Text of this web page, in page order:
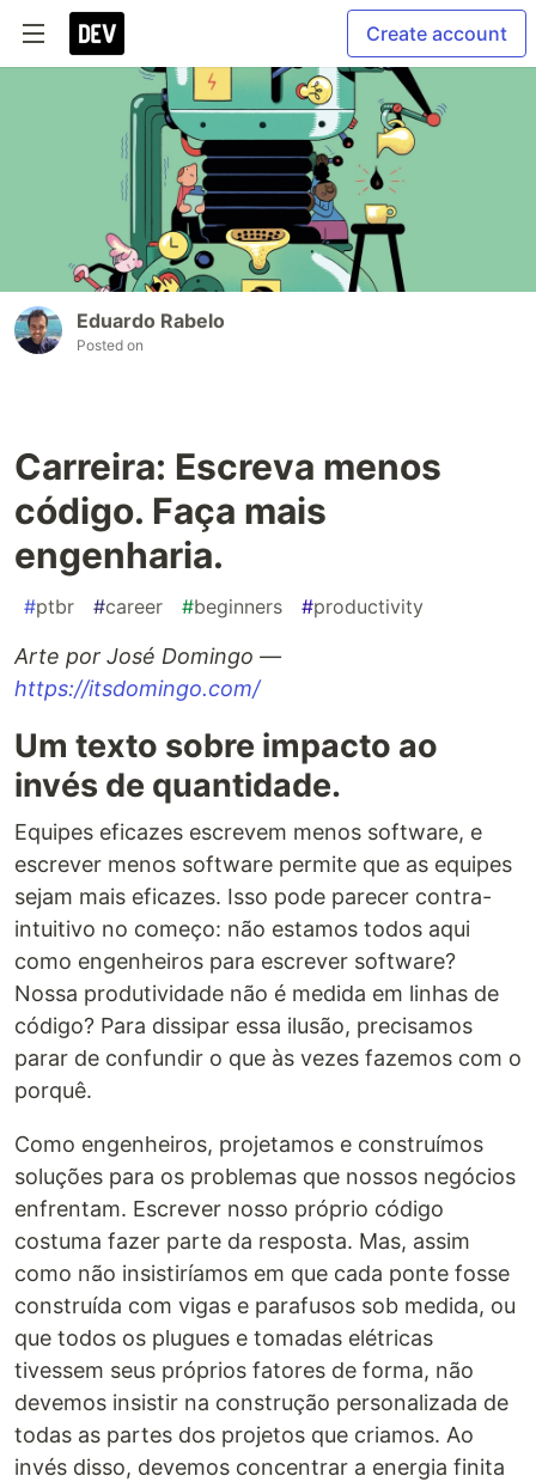
Create account
Eduardo Rabelo
Posted on
Carreira: Escreva menos
código. Faça mais
engenharia.
#ptbr #career #beginners #productivity
Arte por José Domingo —
https://itsdomingo.com/
Um texto sobre impacto ao
invés de quantidade.
Equipes eficazes escrevem menos software, e
escrever menos software permite que as equipes
sejam mais eficazes. Isso pode parecer contra-
intuitivo no começo: não estamos todos aqui
como engenheiros para escrever software?
Nossa produtividade não é medida em linhas de
código? Para dissipar essa ilusão, precisamos
parar de confundir o que às vezes fazemos com o
porquê.
Como engenheiros, projetamos e construímos
soluções para os problemas que nossos negócios
enfrentam. Escrever nosso próprio código
costuma fazer parte da resposta. Mas, assim
como não insistiríamos em que cada ponte fosse
construída com vigas e parafusos sob medida, ou
que todos os plugues e tomadas elétricas
tivessem seus próprios fatores de forma, não
devemos insistir na construção personalizada de
todas as partes dos projetos que criamos. Ao
invés disso, devemos concentrar a energia finita